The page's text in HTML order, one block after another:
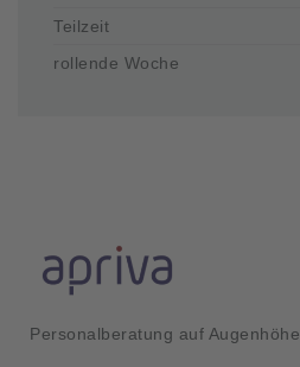
Teilzeit
rollende Woche
Personalberatung auf Augenhöhe